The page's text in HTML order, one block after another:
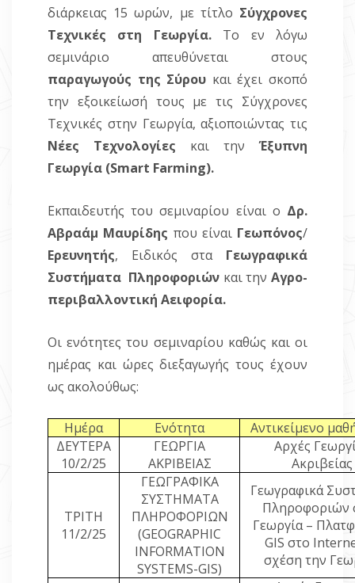
διάρκειας 15 ωρών, με τίτλο Σύγχρονες
Τεχνικές στη Γεωργία. Το εν λόγω
σεμινάριο απευθύνεται στους
παραγωγούς της Σύρου και έχει σκοπό
την εξοικείωσή τους με τις Σύγχρονες
Τεχνικές στην Γεωργία, αξιοποιώντας τις
Νέες Τεχνολογίες και τηνΈξυπνη
Γεωργία (Smart Farming).
Εκπαιδευτής του σεμιναρίου είναι ο Δρ.
Αβραάμ Μαυρίδης που είναι Γεωπόνος/
Ερευνητής, Ειδικός στα Γεωγραφικά
Συστήματα Πληροφοριών και τηνΑγρο-
περιβαλλοντική Αειφορία.
Οι ενότητες του σεμιναρίου καθώς και οι
ημέρας και ώρες διεξαγωγής τους έχουν
ως ακολούθως:
Ημέρα Ενότητα
Αντικείμενο
ΔΕΥΤΕΡΑ
10/2/25
ΓΕΩΡΓΙΑ
ΑΚΡΙΒΕΙΑΣ
Αρχές
Ακριβείας
ΤΡΙΤΗ
11/2/25
ΓΕΩΓΡΑΦΙΚΑ
ΣΥΣΤΗΜΑΤΑ
ΠΛΗΡΟΦΟΡΙΩΝ
(GEOGRAPHIC
INFORMATION
SYSTEMS-GIS)
Γεωγραφικά
Πληροφοριών
Γεωργία –
GIS στο
σχέση την